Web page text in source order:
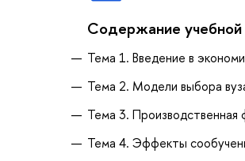
Содержание
Тема 1. Введение в
Тема 2. Модели выбора
Тема 3. Производственная
Тема 4. Эффекты